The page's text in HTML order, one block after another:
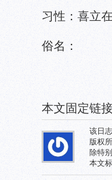
习性：喜立
俗名：
本文固定链
该日
版权
除特
本文